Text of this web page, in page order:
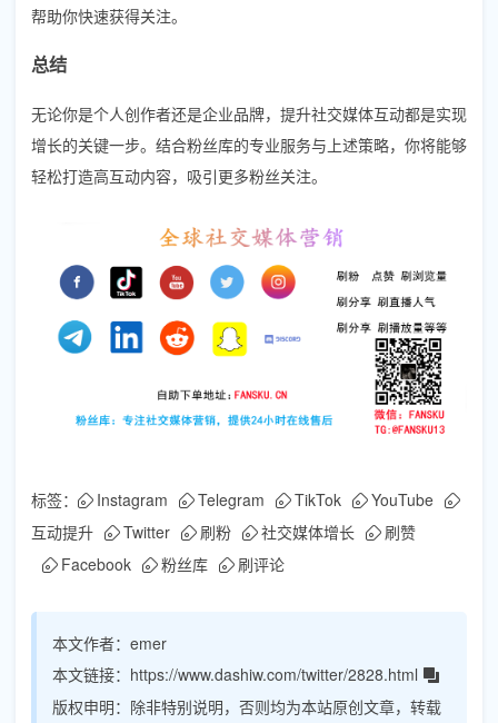
帮助你快速获得关注。
总结
无论你是个人创作者还是企业品牌，提升社交媒体互动都是实现
增长的关键一步。结合粉丝库的专业服务与上述策略，你将能够
轻松打造高互动内容，吸引更多粉丝关注。
标签： Instagram Telegram TikTok
YouTube
互动提升
Twitter 刷粉 社交媒体增长
刷赞
Facebook
粉丝库 刷评论
本文作者： emer
本文链接： https://www.dashiw.com/twitter/2828.html
版权申明： 除非特别说明，否则均为本站原创文章，转载